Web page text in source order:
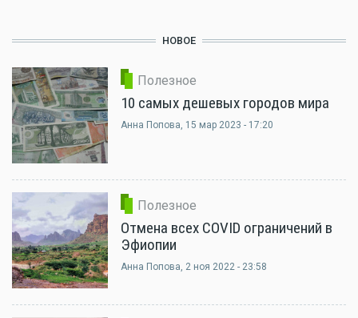
НОВОЕ
Полезное
10 самых дешевых городов мира
Анна Попова, 15 мар 2023 - 17:20
Полезное
Отмена всех COVID ограничений в
Эфиопии
Анна Попова, 2 ноя 2022 - 23:58